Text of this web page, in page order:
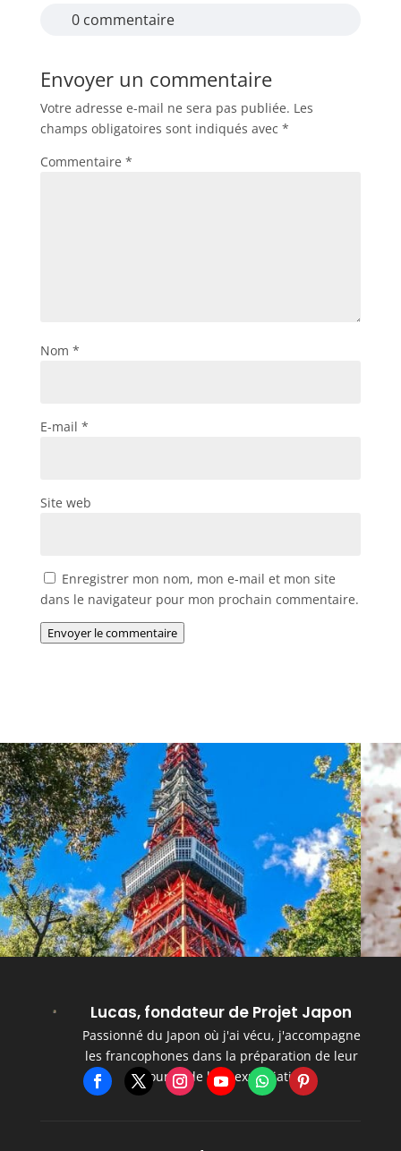
0 commentaire
Envoyer un commentaire
Votre adresse e-mail ne sera pas publiée. Les
champs obligatoires sont indiqués avec *
Commentaire *
Nom *
E-mail *
Site web
Enregistrer mon nom, mon e-mail et mon site
dans le navigateur pour mon prochain commentaire.
Envoyer le commentaire
Lucas, fondateur de Projet Japon
Passionné du Japon où j'ai vécu, j'accompagne
les francophones dans la préparation de leur
séjour et de leur expatriation.